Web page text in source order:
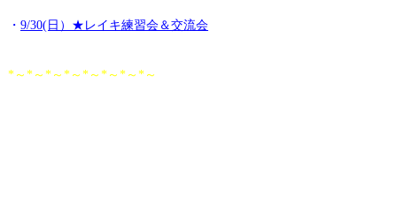
・ 9/30(日）★レイキ練習会＆交流会
*～*～*～*～*～*～*～*～